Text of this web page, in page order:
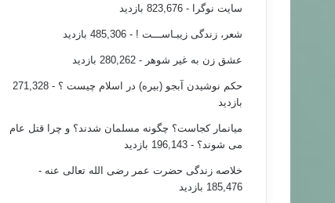
سایت نوگرا - 823,676 بازدید
شعر، زندگی زیبـاســـت ! - 485,306 بازدید
عشق زن به غیر شوهر - 280,262 بازدید
حکم نوشیدن آبجو (بیره) در اسلام چیست ؟
- 271,328
بازدید
میانمار کجاست؟ چگونه مسلمان شدند؟ و چرا قتل عام
می شوند؟ - 196,143 بازدید
خلاصه زندگی حضرت عمر رضی الله تعالی عنه -
185,476 بازدید